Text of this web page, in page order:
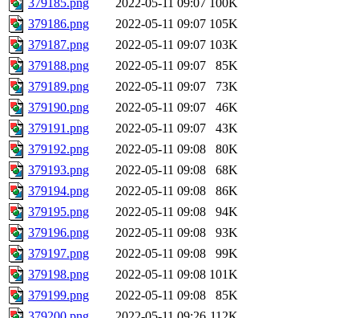
379185.png
2022-05-11 09:07 100K
379186.png
2022-05-11 09:07 105K
379187.png
2022-05-11 09:07 103K
379188.png
2022-05-11 09:07
85K
379189.png
2022-05-11 09:07
73K
379190.png
2022-05-11 09:07
46K
379191.png
2022-05-11 09:07
43K
379192.png
2022-05-11 09:08
80K
379193.png
2022-05-11 09:08
68K
379194.png
2022-05-11 09:08
86K
379195.png
2022-05-11 09:08
94K
379196.png
2022-05-11 09:08
93K
379197.png
2022-05-11 09:08
99K
379198.png
2022-05-11 09:08 101K
379199.png
2022-05-11 09:08
85K